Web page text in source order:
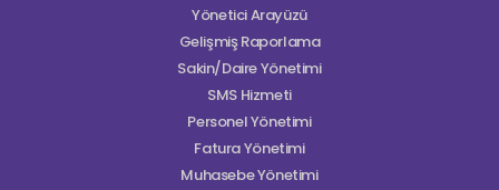
Yönetici Arayüzü
Gelişmiş Raporlama
Sakin/Daire Yönetimi
SMS Hizmeti
Personel Yönetimi
Fatura Yönetimi
Muhasebe Yönetimi